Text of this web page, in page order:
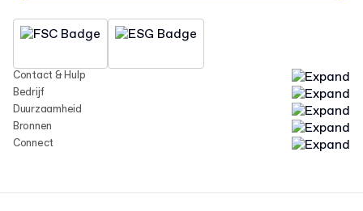
Contact & Hulp
Bedrijf
Duurzaamheid
Bronnen
Connect